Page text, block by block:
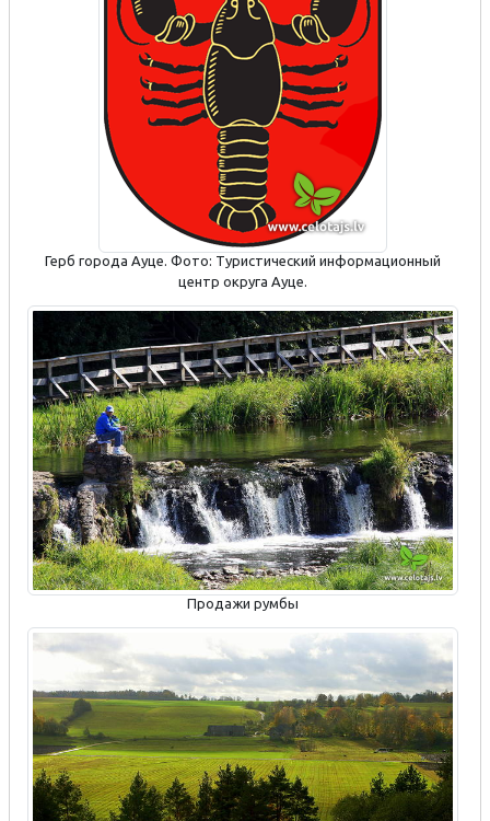
Герб города Ауце. Фото: Туристический информационный
центр округа Ауце.
Продажи румбы